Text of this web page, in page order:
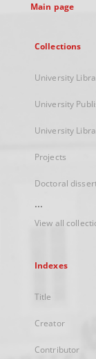
Main page
Collections
University
University
University
Projects
Doctoral
...
View all
Indexes
Title
Creator
Contributor